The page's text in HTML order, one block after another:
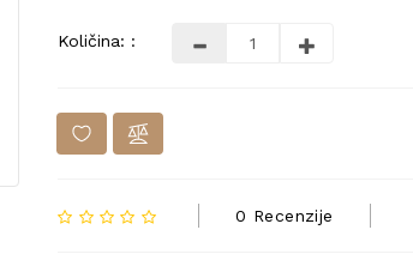
Količina: :
0 Recenzije